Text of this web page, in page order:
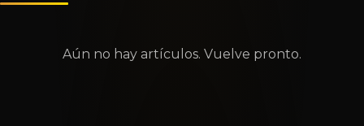
Aún no hay artículos. Vuelve pronto.